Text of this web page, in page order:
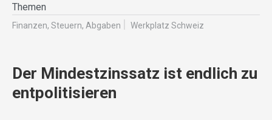
Themen
Finanzen, Steuern, Abgaben Werkplatz Schweiz
Der Mindestzinssatz ist endlich zu
entpolitisieren